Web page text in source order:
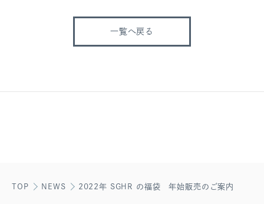
一覧へ戻る
TOP NEWS 2022年 SGHR の福袋 年始販売のご案内